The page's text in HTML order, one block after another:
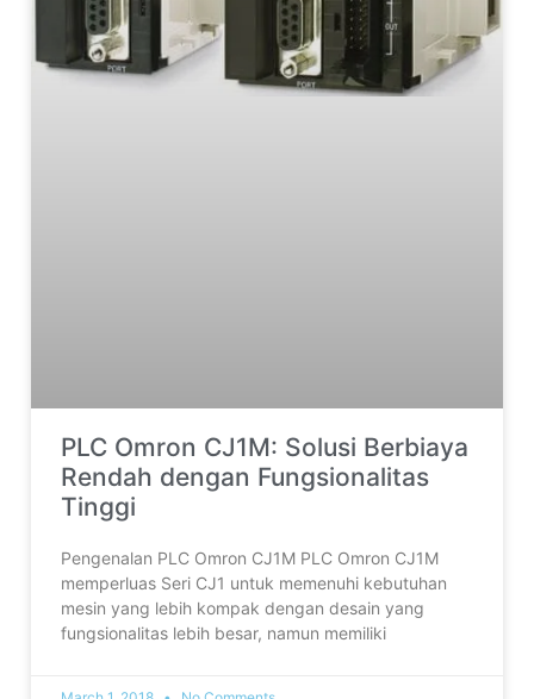
PLC Omron CJ1M: Solusi Berbiaya
Rendah dengan Fungsionalitas
Tinggi
Pengenalan PLC Omron CJ1M PLC Omron CJ1M
memperluas Seri CJ1 untuk memenuhi kebutuhan
mesin yang lebih kompak dengan desain yang
fungsionalitas lebih besar, namun memiliki